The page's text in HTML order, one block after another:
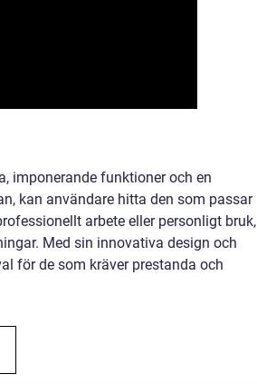
imponerande funktioner och en
kan användare hitta den som passar
arbete eller personligt bruk,
Med sin innovativa design och
för de som kräver prestanda och